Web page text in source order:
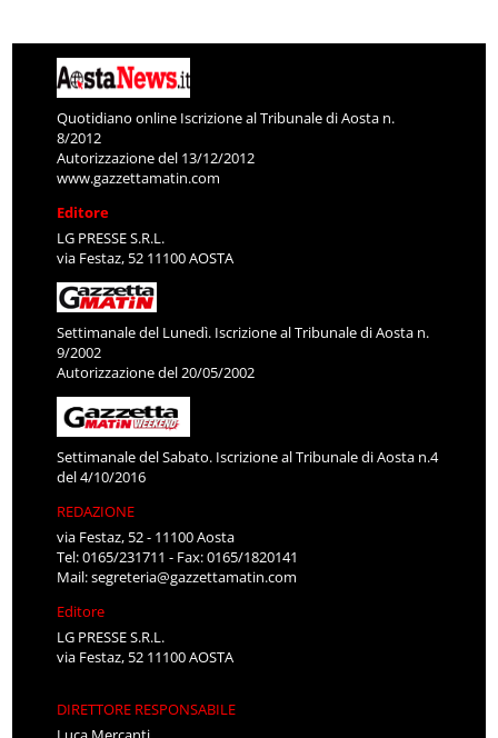
Quotidiano online Iscrizione al Tribunale di Aosta n.
8/2012
Autorizzazione del 13/12/2012
www.gazzettamatin.com
Editore
LG PRESSE S.R.L.
via Festaz, 52 11100 AOSTA
Settimanale del Lunedì. Iscrizione al Tribunale di Aosta n.
9/2002
Autorizzazione del 20/05/2002
Settimanale del Sabato. Iscrizione al Tribunale di Aosta n.4
del 4/10/2016
REDAZIONE
via Festaz, 52 - 11100 Aosta
Tel: 0165/231711 - Fax: 0165/1820141
Mail:segreteria@gazzettamatin.com
Editore
LG PRESSE S.R.L.
via Festaz, 52 11100 AOSTA
DIRETTORE RESPONSABILE